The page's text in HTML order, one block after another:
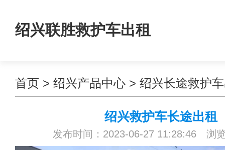
绍兴联胜救护车出租
首页 > 绍兴产品中心 > 绍兴长途救护
绍兴救护车长途出租
发布时间：2023-06-27 11:28:46 浏